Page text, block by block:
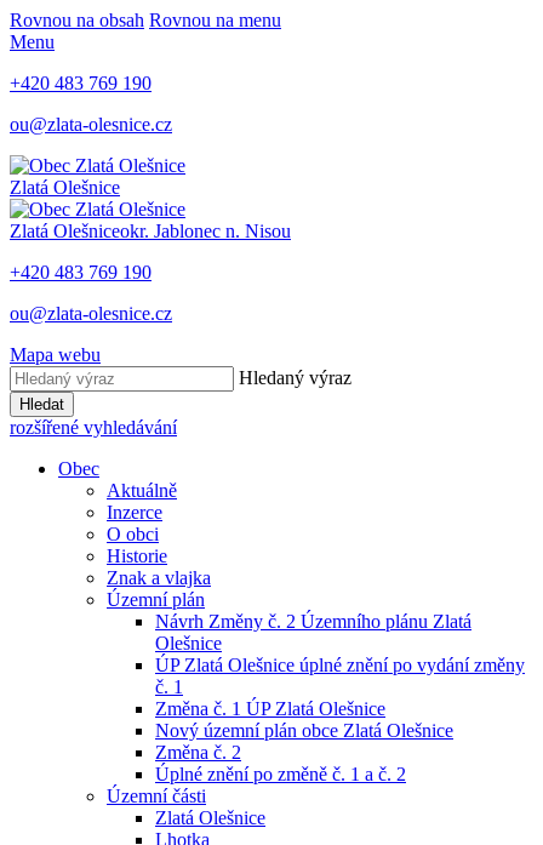
Rovnou na obsah Rovnou na menu
Menu
+420 483 769 190
ou@zlata-olesnice.cz
Zlatá Olešnice
Zlatá Olešniceokr. Jablonec n. Nisou
+420 483 769 190
ou@zlata-olesnice.cz
Mapa webu
Hledaný výraz
Hledat
rozšířené vyhledávání
Obec
Aktuálně
Inzerce
O obci
Historie
Znak a vlajka
Územní plán
Návrh Změny č. 2 Územního plánu Zlatá
Olešnice
ÚP Zlatá Olešnice úplné znění po vydání změny
č. 1
Změna č. 1 ÚP Zlatá Olešnice
Nový územní plán obce Zlatá Olešnice
Změna č. 2
Úplné znění po změně č. 1 a č. 2
Územní části
Zlatá Olešnice
Lhotka